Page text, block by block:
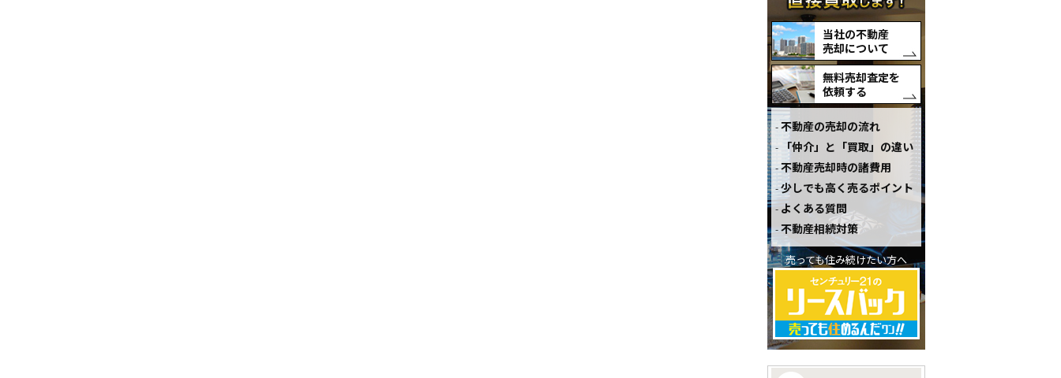
当社の不動産
売却について
無料売却査定を
依頼する
不動産の売却の流れ
「仲介」と「買取」の違い
不動産売却時の諸費用
少しでも高く売るポイント
よくある質問
不動産相続対策
売っても住み続けたい方へ